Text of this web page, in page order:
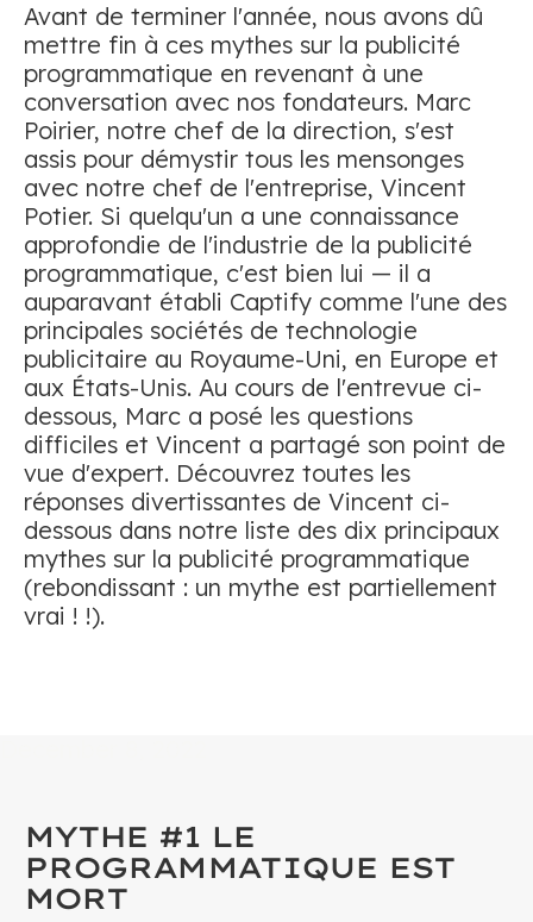
Avant de terminer l'année, nous avons dû
mettre fin à ces mythes sur la publicité
programmatique en revenant à une
conversation avec nos fondateurs. Marc
Poirier, notre chef de la direction, s'est
assis pour démystir tous les mensonges
avec notre chef de l'entreprise, Vincent
Potier. Si quelqu'un a une connaissance
approfondie de l'industrie de la publicité
programmatique, c'est bien lui — il a
auparavant établi Captify comme l'une des
principales sociétés de technologie
publicitaire au Royaume-Uni, en Europe et
aux États-Unis. Au cours de l'entrevue ci-
dessous, Marc a posé les questions
difficiles et Vincent a partagé son point de
vue d'expert. Découvrez toutes les
réponses divertissantes de Vincent ci-
dessous dans notre liste des dix principaux
mythes sur la publicité programmatique
(rebondissant : un mythe est partiellement
vrai ! !).
MYTHE #1 LE
PROGRAMMATIQUE EST
MORT